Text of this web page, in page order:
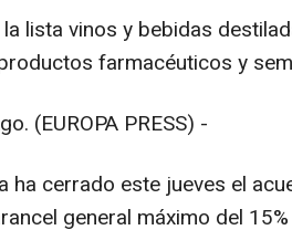
lista vinos y bebidas
farmacéuticos y
(EUROPA PRESS) -
ha cerrado este jueves el
general máximo del